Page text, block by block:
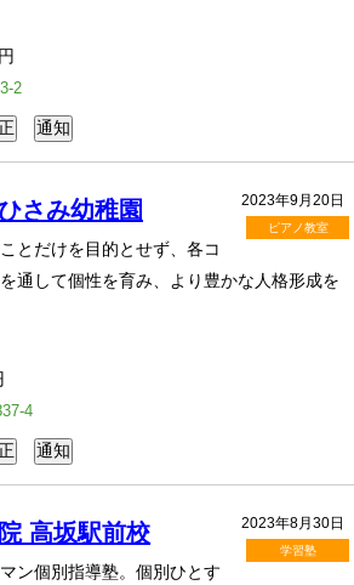
2
2023年9月20日
ピアノ教室
さみ幼稚園
とだけを目的とせず、各コ
通して個性を育み、より豊かな人格形成を
4
2023年8月30日
学習塾
高坂駅前校
ン個別指導塾。個別ひとす